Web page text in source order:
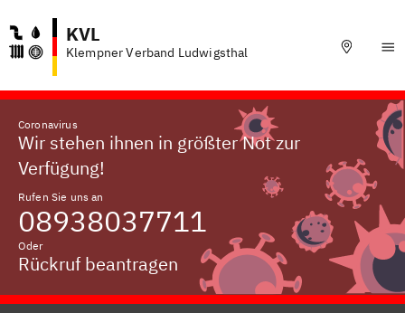
KVL
Klempner Verband Ludwigsthal
Coronavirus
Wir stehen ihnen in größter Not zur
Verfügung!
Rufen Sie uns an
08938037711
Oder
Rückruf beantragen